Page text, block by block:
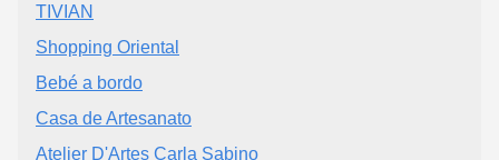
TIVIAN
Shopping Oriental
Bebé a bordo
Casa de Artesanato
Atelier D'Artes Carla Sabino